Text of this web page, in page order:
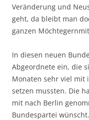
Veränderung und
geht, da bleibt man
ganzen
In diesen neuen
Abgeordnete ein, die
Monaten sehr viel mit
setzen mussten. Die
mit nach Berlin
Bundespartei